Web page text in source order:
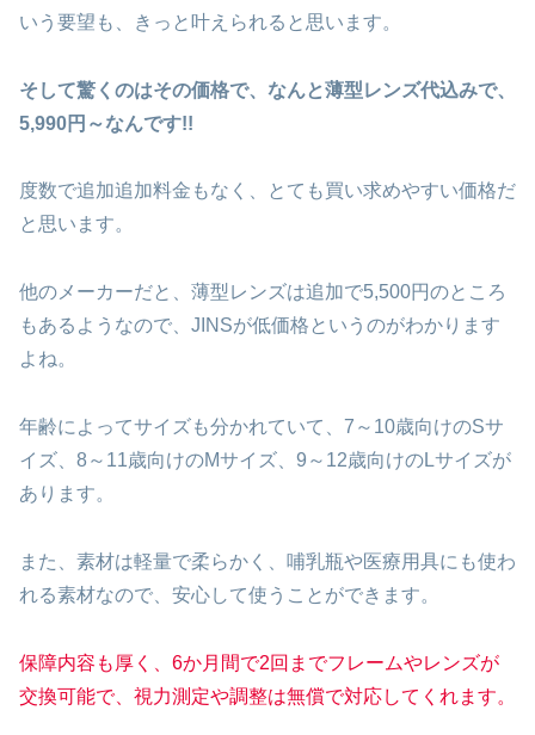
いう要望も、きっと叶えられると思います。
そして驚くのはその価格で、なんと薄型レンズ代込みで、
5,990円～なんです!!
度数で追加追加料金もなく、とても買い求めやすい価格だ
と思います。
他のメーカーだと、薄型レンズは追加で5,500円のところ
もあるようなので、JINSが低価格というのがわかります
よね。
年齢によってサイズも分かれていて、7～10歳向けのSサ
イズ、8～11歳向けのMサイズ、9～12歳向けのLサイズが
あります。
また、素材は軽量で柔らかく、哺乳瓶や医療用具にも使わ
れる素材なので、安心して使うことができます。
保障内容も厚く、6か月間で2回までフレームやレンズが
交換可能で、視力測定や調整は無償で対応してくれます。